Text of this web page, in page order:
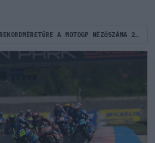
ÍGY NŐTT REKORDMÉRETŰRE A MOTOGP NÉZŐSZÁMA 2025-BEN, ÉS ÍGY TELJESÍTETT A BALATON PARK